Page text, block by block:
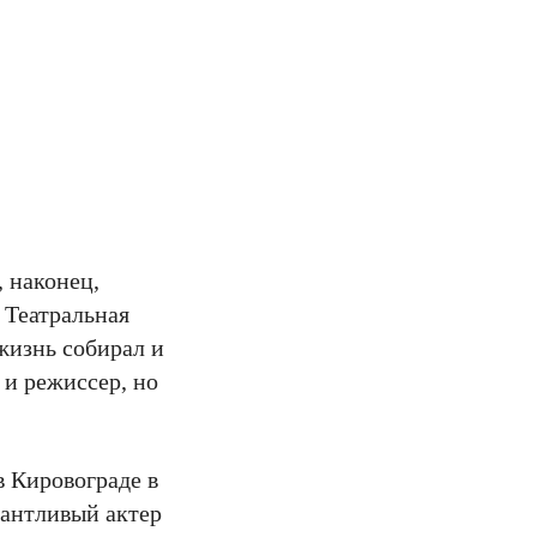
наконец,
собирал и
и режиссер, но
в
актер